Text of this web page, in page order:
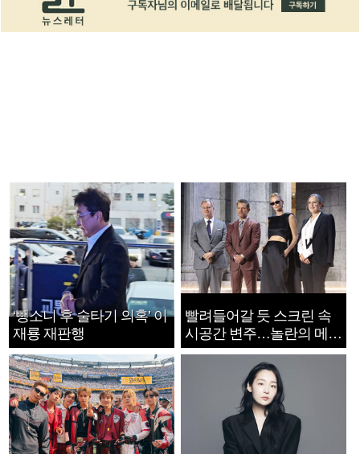
‘뺑소니 후 술타기 의혹’ 이
재룡 재판행
빨려들어갈 듯 스크린 속
시공간 변주…놀란의 메시
지는 ‘전쟁 속죄’